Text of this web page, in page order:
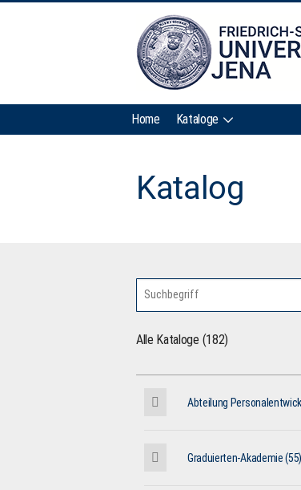
Home Kataloge
Katalog
Alle Kataloge (182)
Abteilung
Graduierten-Akademie (55)